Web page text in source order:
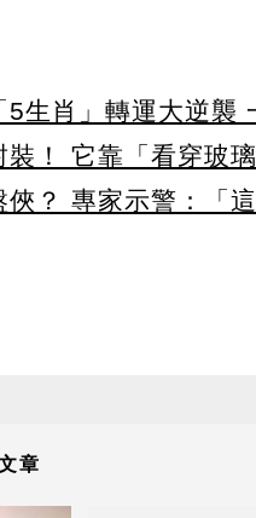
5生肖」轉運大逆襲
裝！ 它靠「看穿玻
俠？ 專家示警：「
章